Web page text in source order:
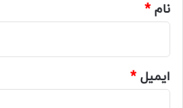
نام*
ایمیل*